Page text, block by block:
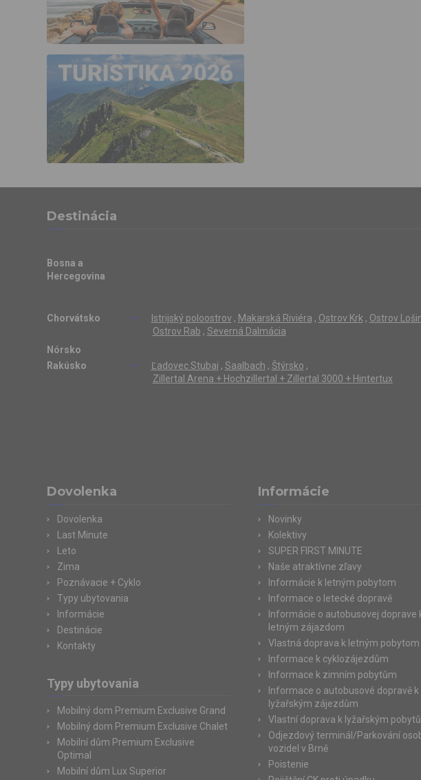
Destinácia
Bosna a
Hercegovina
Chorvátsko
Istrijský poloostrov , Makarská Riviéra , Ostrov Krk, Ostrov
Ostrov Rab , Severná Dalmácia
Nórsko
Rakúsko
Ľadovec Stubai , Saalbach , Štýrsko ,
Zillertal Arena + Hochzillertal + Zillertal 3000 + Hintertux
Dovolenka
Dovolenka
Last Minute
Leto
Zima
Poznávacie + Cyklo
Typy ubytovania
Informácie
Destinácie
Kontakty
Typy ubytovania
Mobilný dom Premium Exclusive Grand
Mobilný dom Premium Exclusive Chalet
Mobilní dům Premium Exclusive
Optimal
Mobilní dům Lux Superior
Informácie
Novinky
Kolektivy
SUPER FIRST MINUTE
Naše atraktívne zľavy
Informácie k letným pobytom
Informace o letecké dopravě
Informácie o autobusovej doprave
letným zájazdom
Vlastná doprava k letným pobytom
Informace k cyklozájezdům
Informace k zimním pobytům
Informace o autobusové dopravě k
lyžařským zájezdům
Vlastní doprava k lyžařským
Odjezdový terminál/Parkování
vozidel v Brně
Poistenie